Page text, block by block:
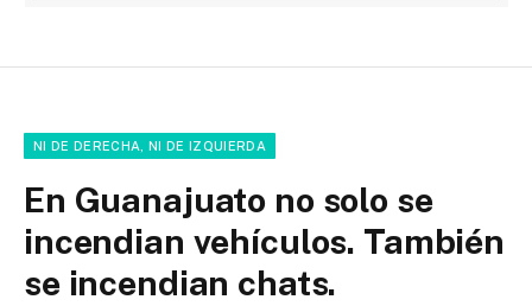
NI DE DERECHA, NI DE IZQUIERDA
En Guanajuato no solo se
incendian vehículos. También
se incendian chats.